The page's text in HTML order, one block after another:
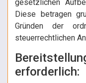
gesetzlichen
Diese betragen
Gründen der
steuerrechtlichen
erforderlich: